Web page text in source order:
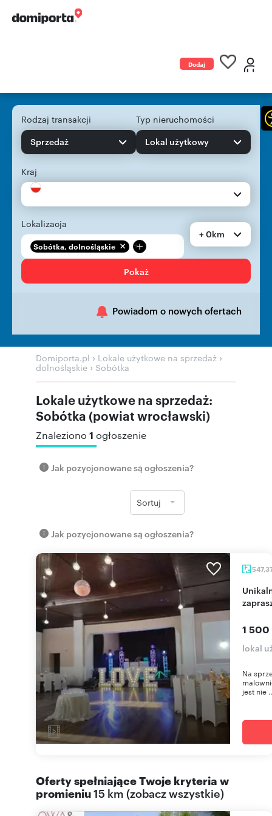
Dodaj
Rodzaj transakcji
Sprzedaż
Typ nieruchomości
Lokal użytkowy
Kraj
Lokalizacja
Sobótka, dolnośląskie +
+ 0km
Pokaż
Powiadom o nowych ofertach
Domiporta.pl › Lokale użytkowe na sprzedaż ›
dolnośląskie › Sobótka
Lokale użytkowe na sprzedaż:
Sobótka (powiat wrocławski)
Znaleziono 1 ogłoszenie
Jak pozycjonowane są ogłoszenia?
Sortuj
Jak pozycjonowane są ogłoszenia?
Unikalny lokal 540 m² w Sobótce z dużą salą
1 500
lokal
Na
jest nie
Oferty spełniające Twoje kryteria w
promieniu15 km (zobacz wszystkie)